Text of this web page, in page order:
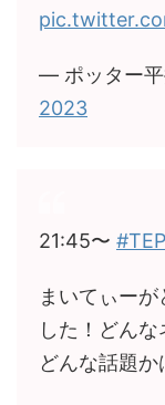
— ポッター
2023
21:45〜
まいてぃー
した！どん
どんな話題